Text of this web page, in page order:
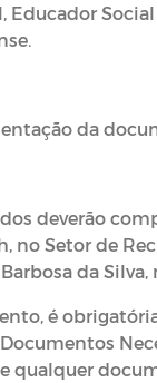
Educador
da
deverão
no Setor de
da Silva,
é
qualquer